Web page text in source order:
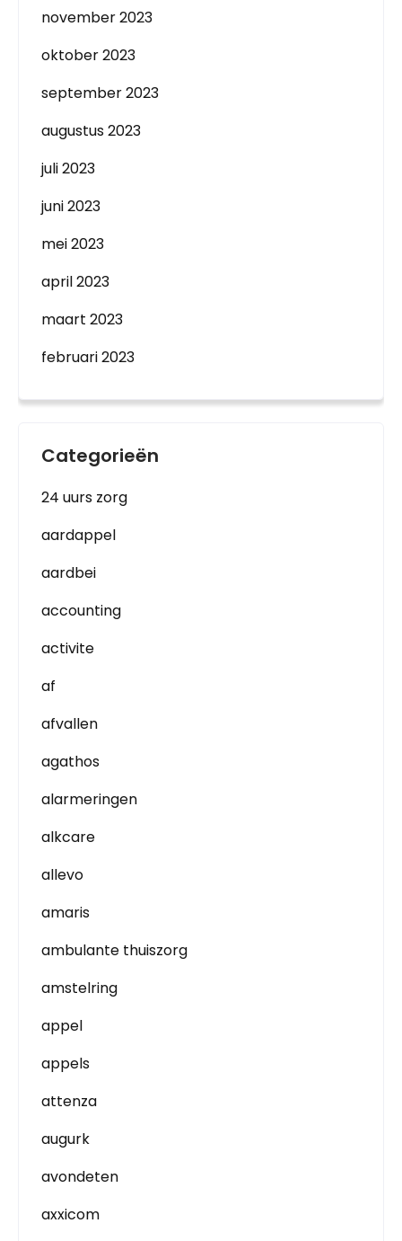
november 2023
oktober 2023
september 2023
augustus 2023
juli 2023
juni 2023
mei 2023
april 2023
maart 2023
februari 2023
Categorieën
24 uurs zorg
aardappel
aardbei
accounting
activite
af
afvallen
agathos
alarmeringen
alkcare
allevo
amaris
ambulante thuiszorg
amstelring
appel
appels
attenza
augurk
avondeten
axxicom